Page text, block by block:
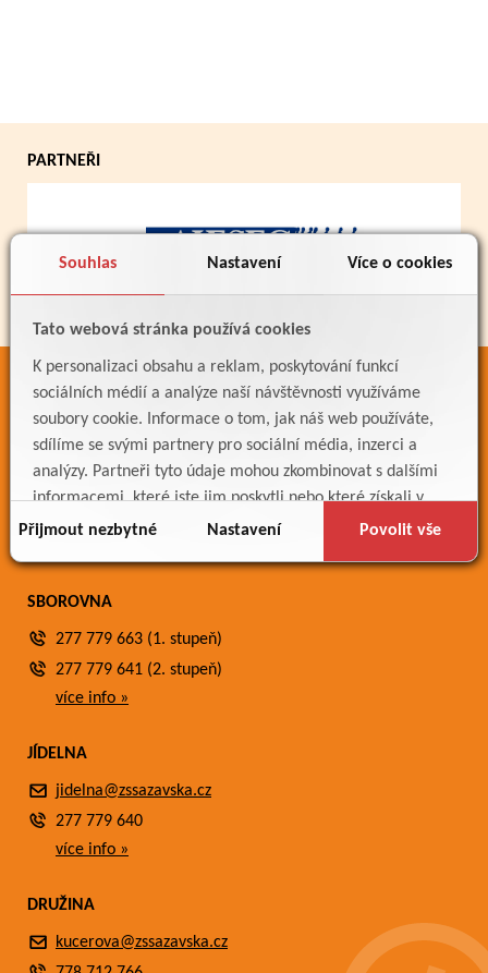
Souhlas Nastavení Více o cookies
Tato webová stránka používá cookies
K personalizaci obsahu a reklam, poskytování funkcí
sociálních médií a analýze naší návštěvnosti využíváme
soubory cookie. Informace o tom, jak náš web používáte,
sdílíme se svými partnery pro sociální média, inzerci a
analýzy. Partneři tyto údaje mohou zkombinovat s dalšími
informacemi, které jste jim poskytli nebo které získali v
důsledku toho, že používáte jejich služby.
Přijmout nezbytné Nastavení Povolit vše
PARTNEŘI
ODKAZY
Bakaláři
Jídelníček
Meteostanice
SBOROVNA
277 779 663 (1. stupeň)
277 779 641 (2. stupeň)
více info »
JÍDELNA
jidelna@zssazavska.cz
277 779 640
více info »
DRUŽINA
kucerova@zssazavska.cz